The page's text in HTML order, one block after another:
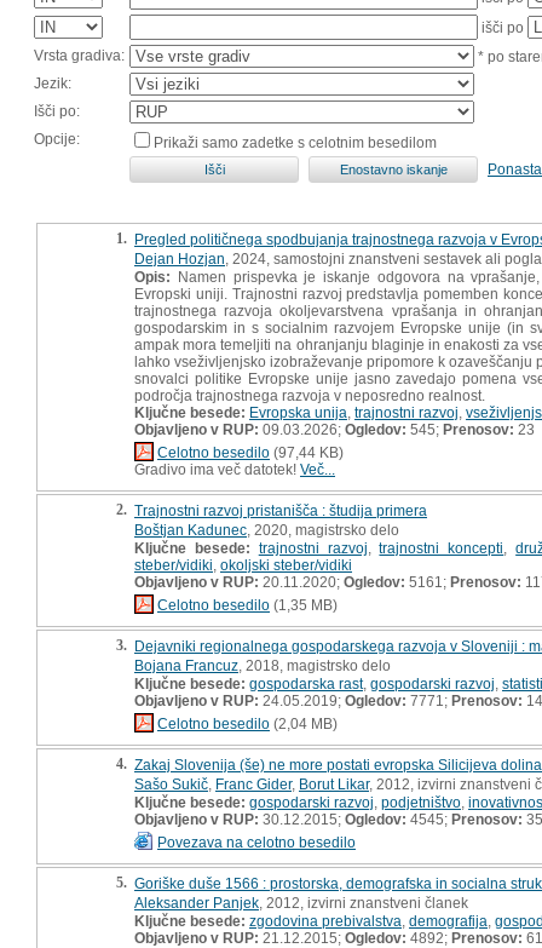
išči po
Vrsta gradiva:
* po
Jezik:
Išči po:
Opcije:
Prikaži samo zadetke s celotnim besedilom
1. Pregled političnega spodbujanja trajnostnega razvoja v
Dejan Hozjan , 2024, samostojni znanstveni sestavek ali
Opis: Namen prispevka je iskanje odgovora na
Evropski uniji. Trajnostni razvoj predstavlja pomemben
trajnostnega razvoja okoljevarstvena vprašanja in
gospodarskim in s socialnim razvojem Evropske unije (in
ampak mora temeljiti na ohranjanju blaginje in enakosti za
lahko vseživljenjsko izobraževanje pripomore k
snovalci politike Evropske unije jasno zavedajo pomena
področja trajnostnega razvoja v neposredno realnost.
Ključne besede: Evropska unija trajnostni razvoj
Objavljeno v RUP: 09.03.2026; Ogledov: 545; Prenosov: 23
Celotno besedilo (97,44 KB)
Gradivo ima več datotek! Več...
2. Trajnostni razvoj pristanišča : študija primera
Boštjan Kadunec , 2020, magistrsko delo
Ključne besede: trajnostni razvoj ,trajnostni koncepti ,
steber/vidiki okoljski steber/vidiki
Objavljeno v RUP: 20.11.2020; Ogledov: 5161; Prenosov:
Celotno besedilo (1,35 MB)
3. Dejavniki regionalnega gospodarskega razvoja v Sloveniji :
Bojana Francuz , 2018, magistrsko delo
Ključne besede: gospodarska rast, gospodarski razvoj
Objavljeno v RUP: 24.05.2019; Ogledov: 7771; Prenosov:
Celotno besedilo (2,04 MB)
4. Zakaj Slovenija (še) ne more postati evropska Silicijeva
Sašo Sukič Franc Gider, Borut Likar, 2012, izvirni znanstveni
Ključne besede: gospodarski razvoj podjetništvo
Objavljeno v RUP: 30.12.2015; Ogledov: 4545; Prenosov: 35
Povezava na celotno besedilo
5. Goriške duše 1566 : prostorska, demografska in socialna
Aleksander Panjek , 2012, izvirni znanstveni članek
Ključne besede: zgodovina prebivalstva demografija
Objavljeno v RUP: 21.12.2015; Ogledov: 4892; Prenosov: 61